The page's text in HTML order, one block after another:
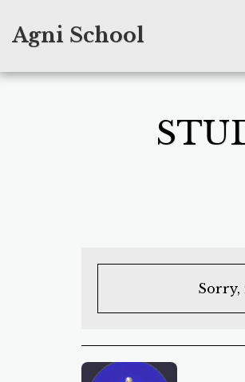
Agni School
Sorry,